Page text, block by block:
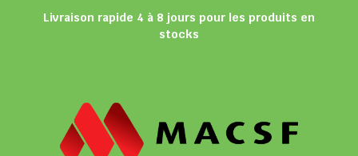
Livraison rapide 4 à 8 jours pour les produits en
stocks